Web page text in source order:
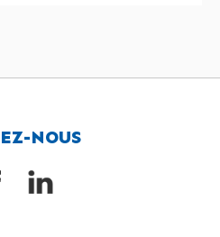
NOUS